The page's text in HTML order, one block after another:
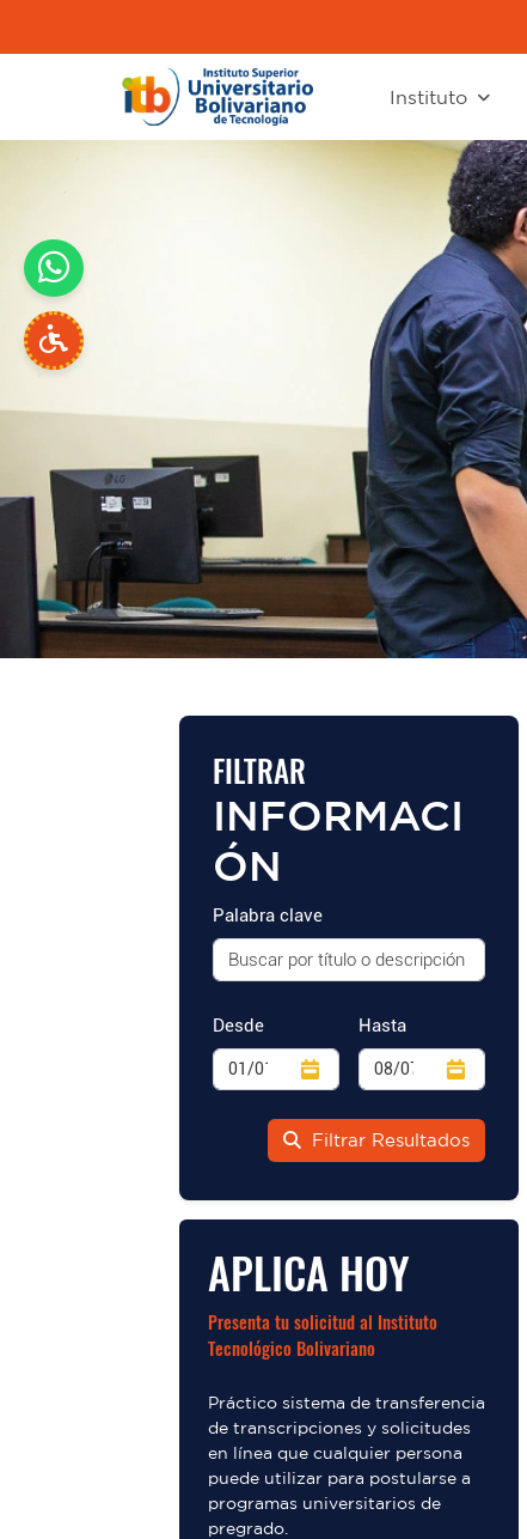
Instituto
FILTRAR
INFORMACI
ÓN
Palabra clave
Desde Hasta
Filtrar Resultados
APLICA HOY
Presenta tu solicitud al Instituto
Tecnológico Bolivariano
Práctico sistema de transferencia
de transcripciones y solicitudes
en línea que cualquier persona
puede utilizar para postularse a
programas universitarios de
pregrado.